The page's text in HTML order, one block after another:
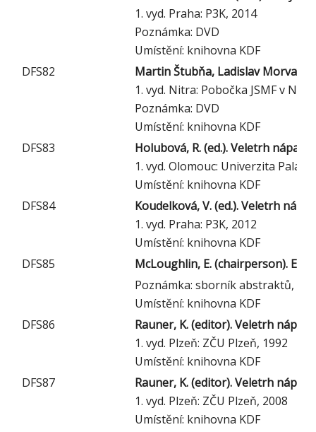
1. vyd. Praha: P3K, 2014
Poznámka: DVD
Umístění: knihovna KDF
DFS82
Martin Štubňa, Ladislav Morvay
1. vyd. Nitra: Pobočka JSMF v
Poznámka: DVD
Umístění: knihovna KDF
DFS83
Holubová, R. (ed.). Veletrh
1. vyd. Olomouc: Univerzita
Umístění: knihovna KDF
DFS84
Koudelková, V. (ed.). Veletrh
1. vyd. Praha: P3K, 2012
Umístění: knihovna KDF
DFS85
McLoughlin, E. (chairperson).
Poznámka: sborník abstraktů,
Umístění: knihovna KDF
DFS86
Rauner, K. (editor). Veletrh
1. vyd. Plzeň: ZČU Plzeň, 1992
Umístění: knihovna KDF
DFS87
Rauner, K. (editor). Veletrh
1. vyd. Plzeň: ZČU Plzeň, 2008
Umístění: knihovna KDF